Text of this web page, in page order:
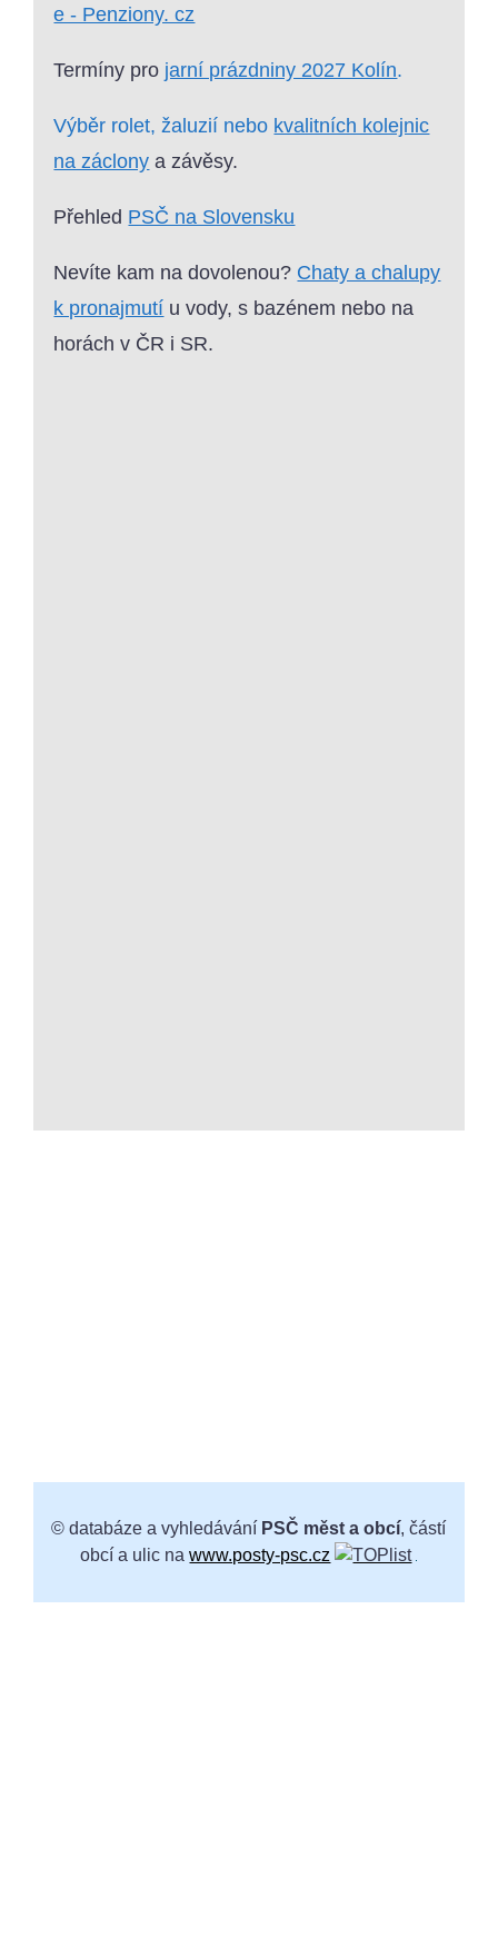
e - Penziony. cz
Termíny pro jarní prázdniny 2027 Kolín.
Výběr rolet, žaluzií nebo kvalitních kolejnic
na záclony a závěsy.
Přehled PSČ na Slovensku
Nevíte kam na dovolenou? Chaty a chalupy
k pronajmutí u vody, s bazénem nebo na
horách v ČR i SR.
© databáze a vyhledávání PSČ měst a obcí, částí
obcí a ulic nawww.posty-psc.cz